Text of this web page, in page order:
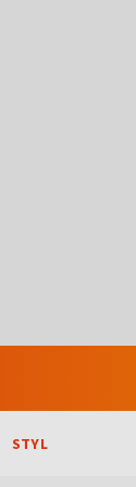
STYL